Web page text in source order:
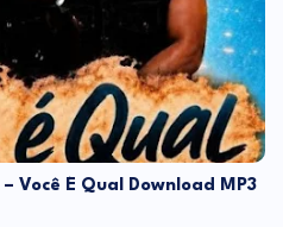
Você É Qual Download MP3